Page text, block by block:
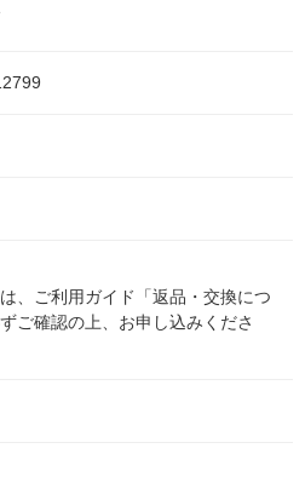
、ご利用ガイド「返品・交換につ
ご確認の上、お申し込みくださ